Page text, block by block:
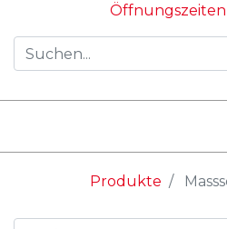
Öffnungszeiten
Produkte